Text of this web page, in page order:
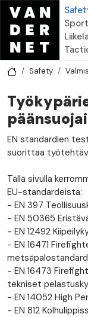
Hyppää pääsisältöön
Sport
Safety
EN standardien
suorittaa
Tällä sivulla
EU-standardeista:
- EN 397
- EN 50365
- EN 12492
- EN 16471
- EN 16473
tekniset
- EN 14052 High
- EN 812